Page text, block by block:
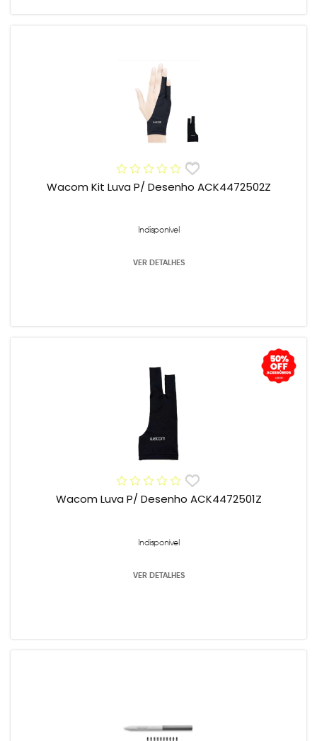
Wacom Kit Luva P/ Desenho ACK4472502Z
Indisponível
VER DETALHES
Wacom Luva P/ Desenho ACK4472501Z
Indisponível
VER DETALHES